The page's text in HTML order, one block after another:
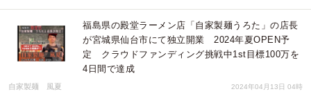
福島県の殿堂ラーメン店「自家製麺うろた」の店長
が宮城県仙台市にて独立開業 2024年夏OPEN予
定 クラウドファンディング挑戦中1st目標100万を
4日間で達成
自家製麺 風夏 2024年04月13日 04時